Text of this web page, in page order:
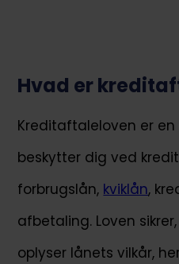
Hvad er
Kreditaftaleloven er en
beskytter dig ved
forbrugslån, kviklån,
afbetaling. Loven
oplyser lånets vilkår,